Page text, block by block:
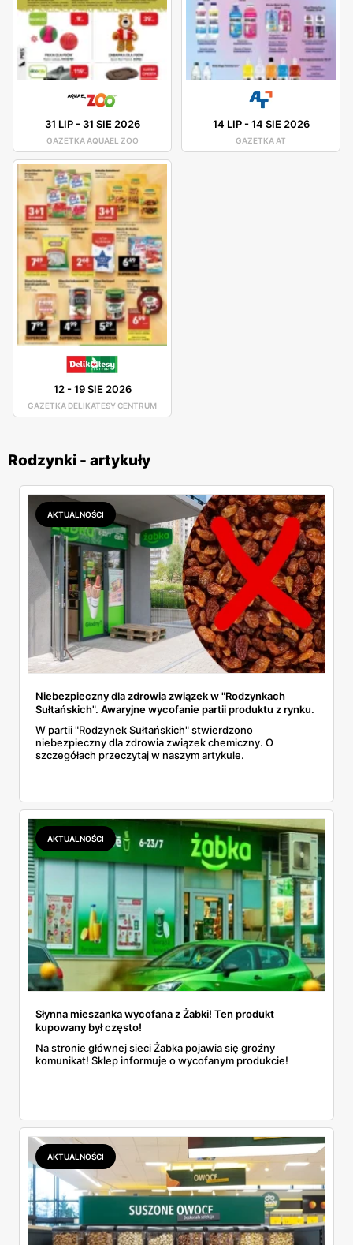
31 LIP- 31 SIE 2026
GAZETKA AQUAEL ZOO
14 LIP-14 SIE 2026
GAZETKA AT
12-19 SIE 2026
GAZETKA DELIKATESY CENTRUM
Rodzynki - artykuły
AKTUALNOŚCI
Niebezpieczny dla zdrowia związek w "Rodzynkach
Sułtańskich". Awaryjne wycofanie partii produktu z rynku.
W partii "Rodzynek Sułtańskich" stwierdzono
niebezpieczny dla zdrowia związek chemiczny. O
szczegółach przeczytaj w naszym artykule.
AKTUALNOŚCI
Słynna mieszanka wycofana z Żabki! Ten produkt
kupowany był często!
Na stronie głównej sieci Żabka pojawia się groźny
komunikat! Sklep informuje o wycofanym produkcie!
AKTUALNOŚCI